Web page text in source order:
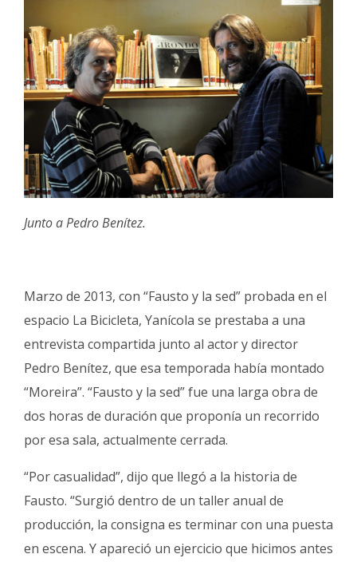
Junto a Pedro Benítez.
Marzo de 2013, con “Fausto y la sed” probada en el
espacio La Bicicleta, Yanícola se prestaba a una
entrevista compartida junto al actor y director
Pedro Benítez, que esa temporada había montado
“Moreira”. “Fausto y la sed” fue una larga obra de
dos horas de duración que proponía un recorrido
por esa sala, actualmente cerrada.
“Por casualidad”, dijo que llegó a la historia de
Fausto. “Surgió dentro de un taller anual de
producción, la consigna es terminar con una puesta
en escena. Y apareció un ejercicio que hicimos antes